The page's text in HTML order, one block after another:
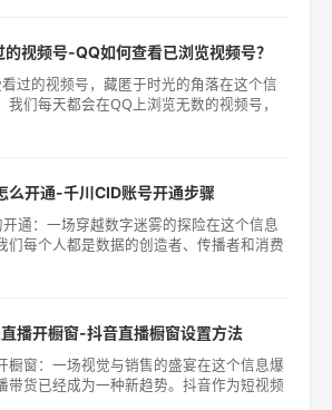
视频号-QQ如何查看已浏览视频号？
过的视频号，藏匿于时光的角落在这个信
我们每天都会在QQ上浏览无数的视频号，
么开通-千川CID账号开通步骤
通：一场穿越数字迷雾的探险在这个信息
们每个人都是数据的创造者、传播者和消费
播开橱窗-抖音直播橱窗设置方法
橱窗：一场视觉与销售的盛宴在这个信息爆
带货已经成为一种新趋势。抖音作为短视频